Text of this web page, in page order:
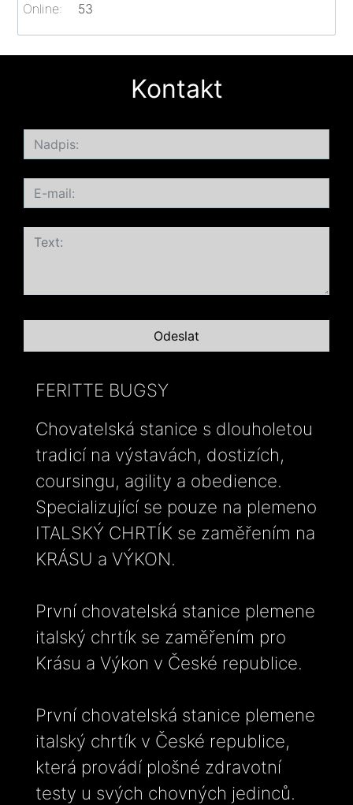
Online: 53
Kontakt
FERITTE BUGSY
Chovatelská stanice s dlouholetou
tradicí na výstavách, dostizích,
coursingu, agility a obedience.
Specializující se pouze na plemeno
ITALSKÝ CHRTÍK se zaměřením na
KRÁSU a VÝKON.
První chovatelská stanice plemene
italský chrtík se zaměřením pro
Krásu a Výkon v České republice.
První chovatelská stanice plemene
italský chrtík v České republice,
která provádí plošné zdravotní
testy u svých chovných jedinců.